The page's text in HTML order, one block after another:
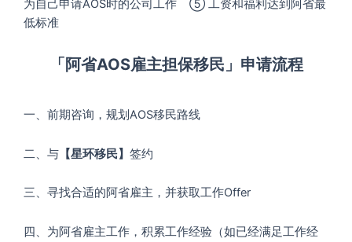
为自己申请AOS时的公司工作 ⑤ 工资和福利达到阿省最
低标准
「阿省AOS雇主担保移民」 申请流程
一、前期咨询，规划AOS移民路线
二、与 【星环移民】 签约
三、寻找合适的阿省雇主，并获取工作Offer
四、为阿省雇主工作，积累工作经验（如已经满足工作经